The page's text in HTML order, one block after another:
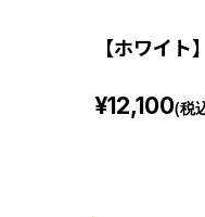
【ホワイ
¥12,100(税